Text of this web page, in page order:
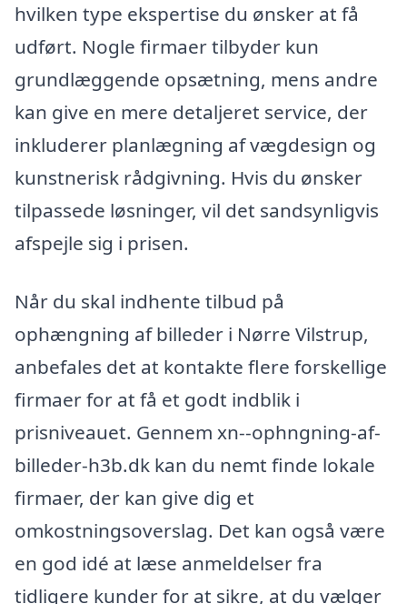
hvilken type ekspertise du ønsker at få
udført. Nogle firmaer tilbyder kun
grundlæggende opsætning, mens andre
kan give en mere detaljeret service, der
inkluderer planlægning af vægdesign og
kunstnerisk rådgivning. Hvis du ønsker
tilpassede løsninger, vil det sandsynligvis
afspejle sig i prisen.
Når du skal indhente tilbud på
ophængning af billeder i Nørre Vilstrup,
anbefales det at kontakte flere forskellige
firmaer for at få et godt indblik i
prisniveauet. Gennem xn--ophngning-af-
billeder-h3b.dk kan du nemt finde lokale
firmaer, der kan give dig et
omkostningsoverslag. Det kan også være
en god idé at læse anmeldelser fra
tidligere kunder for at sikre, at du vælger